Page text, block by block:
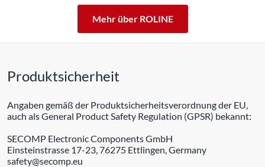
Mehr über ROLINE
Produktsicherheit
Angaben gemäß der Produktsicherheitsverordnung der EU,
auch als General Product Safety Regulation (GPSR) bekannt:
SECOMP Electronic Components GmbH
Einsteinstrasse 17-23, 76275 Ettlingen, Germany
safety@secomp.eu